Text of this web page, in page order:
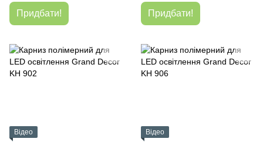
Придбати! Придбати!
Відео Відео